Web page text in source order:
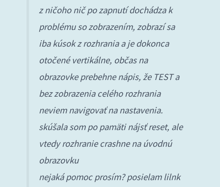
z ničoho nič po zapnutí dochádza k
problému so zobrazením, zobrazí sa
iba kúsok z rozhrania a je dokonca
otočené vertikálne, občas na
obrazovke prebehne nápis, že TEST a
bez zobrazenia celého rozhrania
neviem navigovať na nastavenia.
skúšala som po pamäti nájsť reset, ale
vtedy rozhranie crashne na úvodnú
obrazovku
nejaká pomoc prosím? posielam lilnk